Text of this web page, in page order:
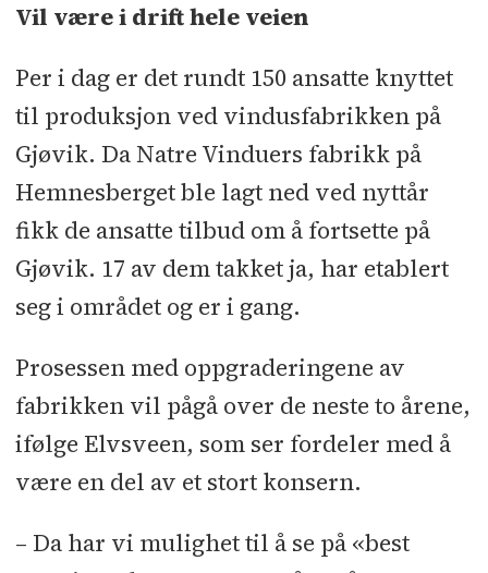
Vil være i drift hele veien
Per i dag er det rundt 150 ansatte knyttet
til produksjon ved vindusfabrikken på
Gjøvik. Da Natre Vinduers fabrikk på
Hemnesberget ble lagt ned ved nyttår
fikk de ansatte tilbud om å fortsette på
Gjøvik. 17 av dem takket ja, har etablert
seg i området og er i gang.
Prosessen med oppgraderingene av
fabrikken vil pågå over de neste to årene,
ifølge Elvsveen, som ser fordeler med å
være en del av et stort konsern.
– Da har vi mulighet til å se på «best